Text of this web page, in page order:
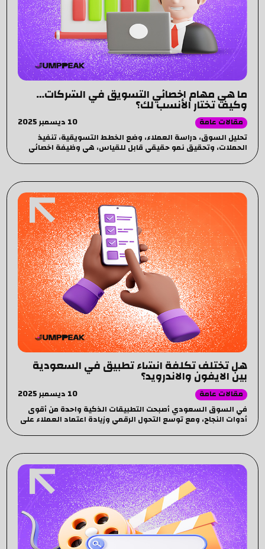
ما هي مهام اخصائي التسويق في الشركات…
وكيف تختار الأنسب لك؟
مقالات عامة
10 ديسمبر 2025
تحليل السوق، دراسة العملاء، وضع الخطط التسويقية، تنفيذ
الحملات، وتحقيق نمو حقيقي قابل للقياس، هي وظيفة اخصائي
وأصبحت تلعب دورًا أساسيًا في نجاح أي نشاط تجاري سواء كان
شركة صغيرة أو علامة تجارية كبيرة.
هل تختلف تكلفة انشاء تطبيق في السعودية
بين الايفون والاندرويد؟
مقالات عامة
10 ديسمبر 2025
في السوق السعودي أصبحت التطبيقات الذكية واحدة من أقوى
أدوات النجاح، ومع توسع التحول الرقمي وزيادة اعتماد العملاء على
البحث عن تكلفة انشاء تطبيق في السعودية